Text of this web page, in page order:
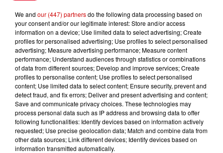
6 août 2026
Vendre un chiot en animalerie
peut coûter très cher
6 août 2026
Invasion de physalies sur des
plages du Sud-Ouest
We and our (447) partnersdo the following data processing based on
your consent and/or our legitimate interest: Store and/or access
information on a device; Use limited data to select advertising; Create
profiles for personalised advertising; Use profiles to select personalised
advertising; Measure advertising performance; Measure content
performance; Understand audiences through statistics or combinations
of data from different sources; Develop and improve services; Create
profiles to personalise content; Use profiles to select personalised
content; Use limited data to select content; Ensure security, prevent and
detect fraud, and fix errors; Deliver and present advertising and content;
Save and communicate privacy choices. These technologies may
process personal data such as IP address and browsing data to offer
following functionalities: Identify devices based on information actively
requested; Use precise geolocation data; Match and combine data from
other data sources; Link different devices; Identify devices based on
information transmitted automatically.